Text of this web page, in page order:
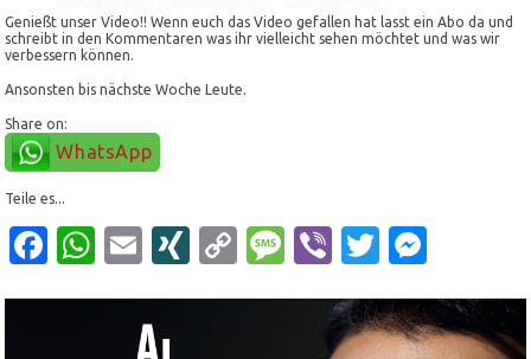
Genießt unser Video!! Wenn euch das Video gefallen hat lasst ein Abo da und
schreibt in den Kommentaren was ihr vielleicht sehen möchtet und was wir
verbessern können.
Ansonsten bis nächste Woche Leute.
Share on:
WhatsApp
Teile es...
Facebook
WhatsApp
EmailXINGCopyMessage
ViberTwitter